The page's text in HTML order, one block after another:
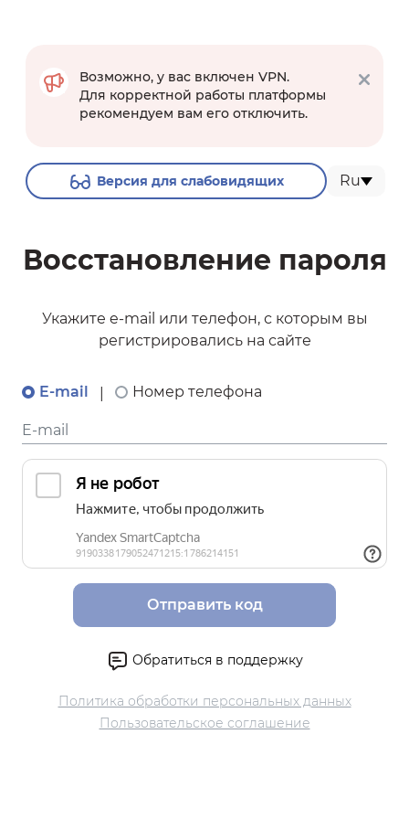
Версия для слабовидящих Ru
Возможно, у вас включен VPN.
Для корректной работы платформы
рекомендуем вам его отключить.
Восстановление пароля
Укажите e-mail или телефон, с которым вы
регистрировались на сайте
E-mail Номер телефона
Отправить код
Обратиться в поддержку
Политика обработки персональных данных
Пользовательское соглашение